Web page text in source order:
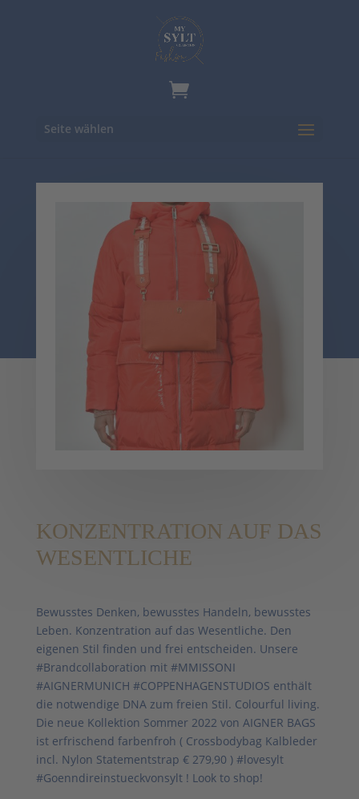
Seite wählen
KONZENTRATION AUF DAS
WESENTLICHE
Bewusstes Denken, bewusstes Handeln, bewusstes
Leben. Konzentration auf das Wesentliche. Den
eigenen Stil finden und frei entscheiden. Unsere
#Brandcollaboration mit #MMISSONI
#AIGNERMUNICH #COPPENHAGENSTUDIOS enthält
die notwendige DNA zum freien Stil. Colourful living.
Die neue Kollektion Sommer 2022 von AIGNER BAGS
ist erfrischend farbenfroh ( Crossbodybag Kalbleder
incl. Nylon Statementstrap € 279,90 ) #lovesylt
#Goenndireinstueckvonsylt ! Look to shop!